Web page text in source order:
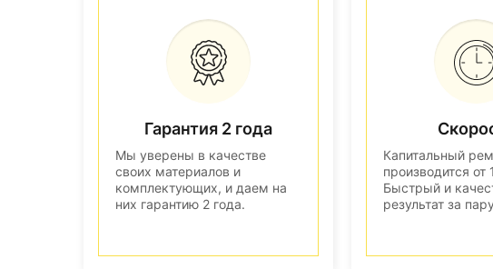
Гарантия 2 года
Мы уверены в качестве
своих материалов и
комплектующих, и даем на
них гарантию 2 года.
Капитальный
производится от
Быстрый и
результат за